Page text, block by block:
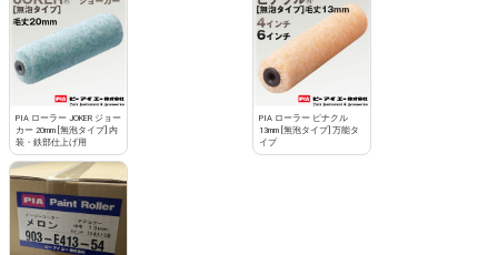
PIA ローラー JOKER ジョー
カー 20mm [無泡タイプ] 内
装・鉄部仕上げ用
PIA ローラー ピナクル
13mm [無泡タイプ] 万能タ
イプ